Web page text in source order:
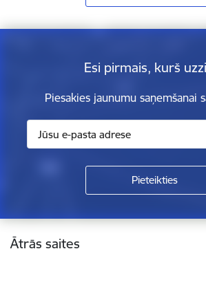
Esi pirmais, kurš
Piesakies jaunumu saņemšanai
Kājene
Ātrās saites